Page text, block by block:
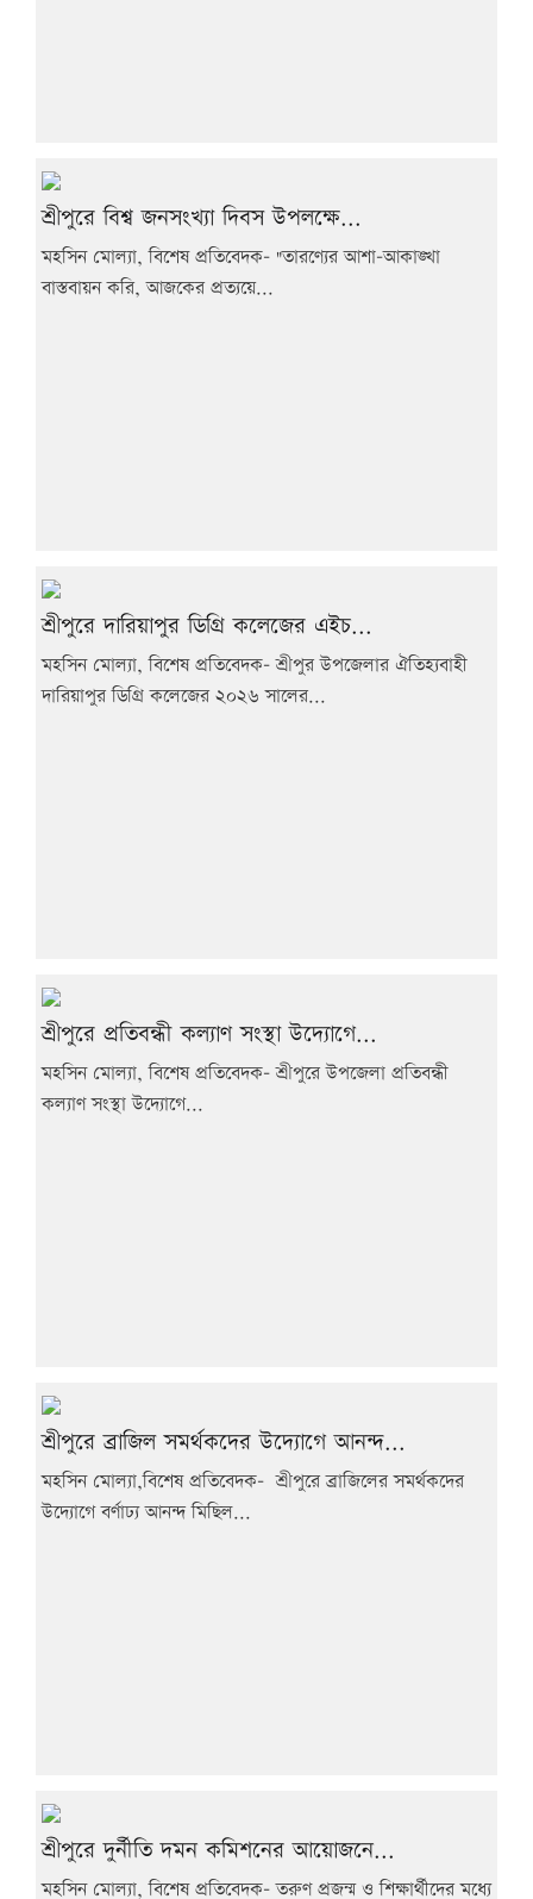
শ্রীপুরে বিশ্ব জনসংখ্যা দিবস উপলক্ষে...
মহসিন মোল্যা, বিশেষ প্রতিবেদক- "তারণ্যের আশা-আকাঙ্খা
বাস্তবায়ন করি, আজকের প্রত্যয়ে...
শ্রীপুরে দারিয়াপুর ডিগ্রি কলেজের এইচ...
মহসিন মোল্যা, বিশেষ প্রতিবেদক- শ্রীপুর উপজেলার ঐতিহ্যবাহী
দারিয়াপুর ডিগ্রি কলেজের ২০২৬ সালের...
শ্রীপুরে প্রতিবন্ধী কল্যাণ সংস্থা উদ্যোগে...
মহসিন মোল্যা, বিশেষ প্রতিবেদক- শ্রীপুরে উপজেলা প্রতিবন্ধী
কল্যাণ সংস্থা উদ্যোগে...
শ্রীপুরে ব্রাজিল সমর্থকদের উদ্যোগে আনন্দ...
মহসিন মোল্যা,বিশেষ প্রতিবেদক- শ্রীপুরে ব্রাজিলের সমর্থকদের
উদ্যোগে বর্ণাঢ্য আনন্দ মিছিল...
শ্রীপুরে দুর্নীতি দমন কমিশনের আয়োজনে...
মহসিন মোল্যা, বিশেষ প্রতিবেদক- তরুণ প্রজন্ম ও শিক্ষার্থীদের মধ্যে